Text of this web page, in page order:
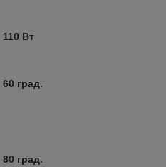
110 Вт
60 град.
80 град.